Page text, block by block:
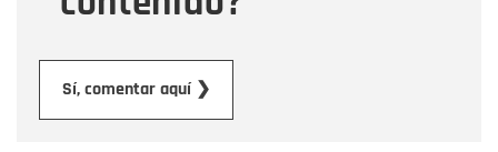
Sí, comentar aquí ❯